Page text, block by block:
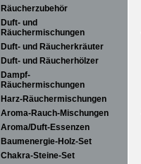
Räucherzubehör
Duft- und
Räuchermischungen
Duft- und Räucherkräuter
Duft- und Räucherhölzer
Dampf-
Räuchermischungen
Harz-Räuchermischungen
Aroma-Rauch-Mischungen
Aroma/Duft-Essenzen
Baumenergie-Holz-Set
Chakra-Steine-Set